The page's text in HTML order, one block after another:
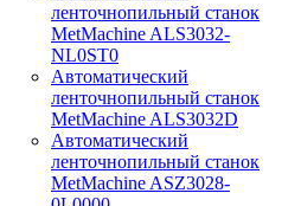
ленточнопильный станок
MetMachine ALS3032-
NL0ST0
Автоматический
ленточнопильный станок
MetMachine ALS3032D
Автоматический
ленточнопильный станок
MetMachine ASZ3028-